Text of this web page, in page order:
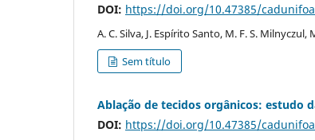
DOI: https://doi.org/10.47385/
A. C. Silva, J. Espírito Santo, M. F. S. Milnyczul,
Sem título
Ablação de tecidos orgânicos: estudo
DOI: https://doi.org/10.47385/